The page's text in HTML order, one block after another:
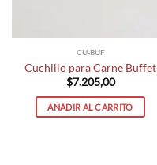
CU-BUF
Cuchillo para Carne Buffet
$7.205,00
AÑADIR AL CARRITO